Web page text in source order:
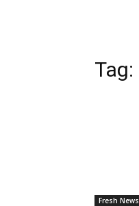
Tag:
Fresh News